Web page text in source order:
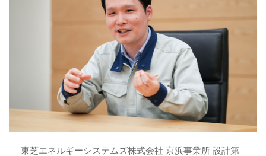
東芝エネルギーシステムズ株式会社 京浜事業所 設計第